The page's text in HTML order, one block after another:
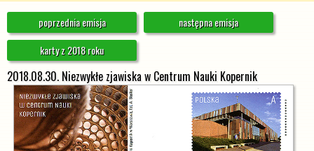
poprzednia emisja
następna emisja
karty z 2018 roku
2018.08.30. Niezwykłe zjawiska w Centrum Nauki Kopernik